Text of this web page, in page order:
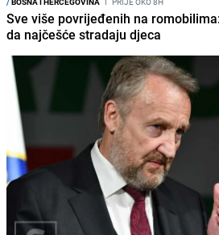
Sve više povrijeđenih na
da najčešće stradaju djeca